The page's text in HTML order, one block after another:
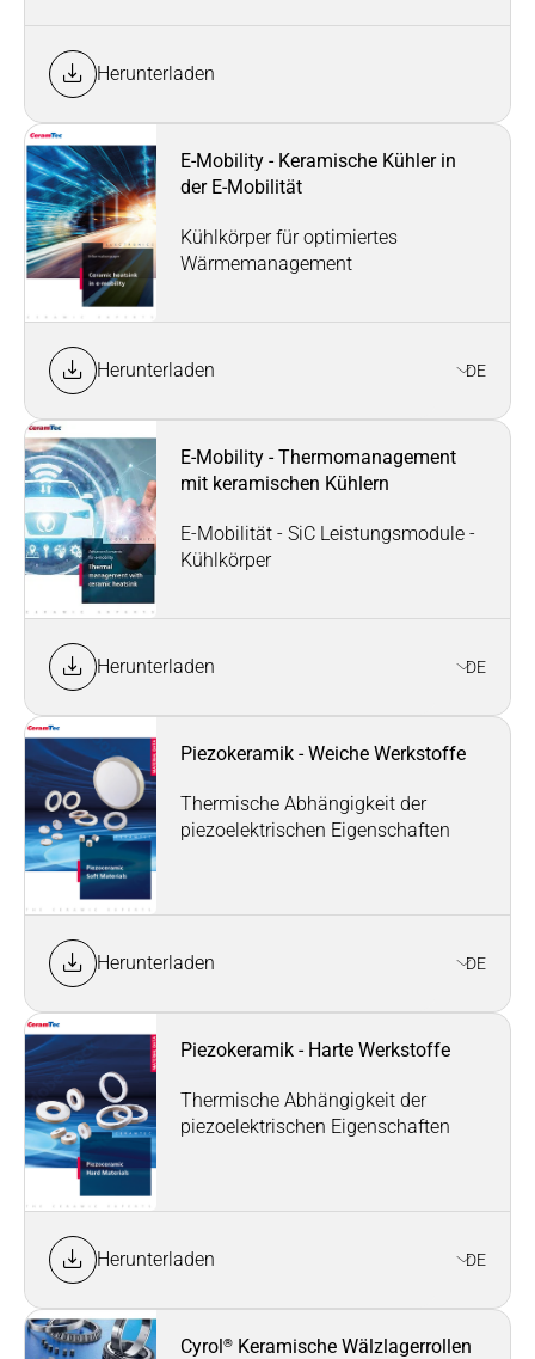
Herunterladen
E-Mobility - Keramische Kühler in
der E-Mobilität
Kühlkörper für optimiertes
Wärmemanagement
Herunterladen DE
E-Mobility - Thermomanagement
mit keramischen Kühlern
E-Mobilität - SiC Leistungsmodule -
Kühlkörper
Herunterladen DE
Piezokeramik - Weiche Werkstoffe
Thermische Abhängigkeit der
piezoelektrischen Eigenschaften
Herunterladen DE
Piezokeramik - Harte Werkstoffe
Thermische Abhängigkeit der
piezoelektrischen Eigenschaften
Herunterladen DE
Cyrol ® Keramische Wälzlagerrollen